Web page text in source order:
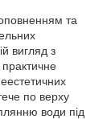
та
вигляд з
по верху
води під